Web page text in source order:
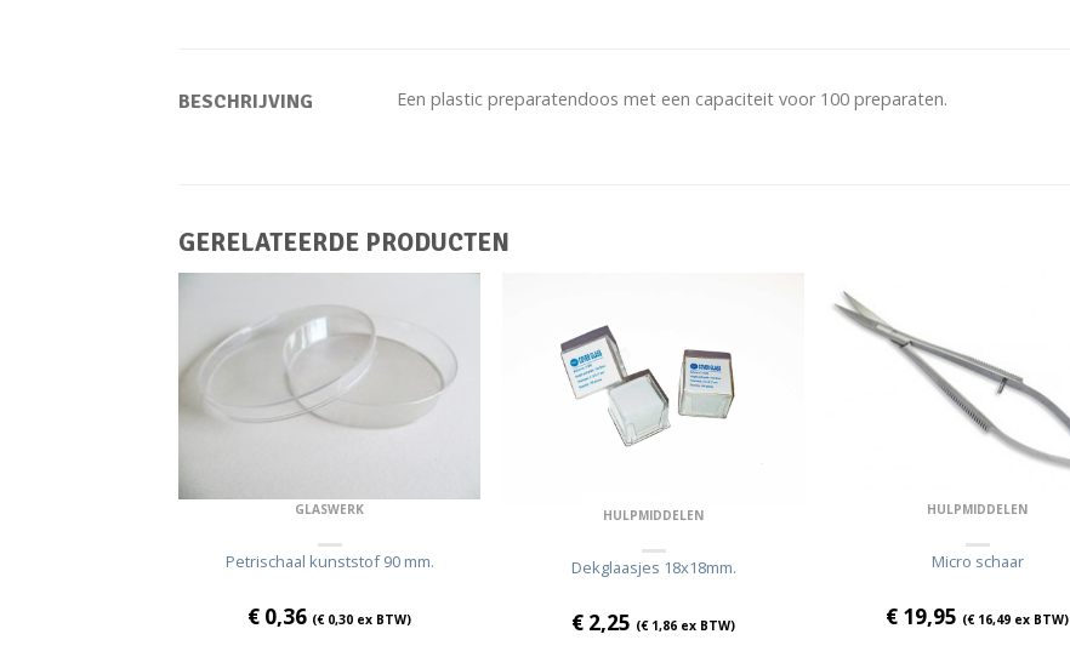
BESCHRIJVING Een plastic preparatendoos met een capaciteit voor 100 preparaten.
GERELATEERDE PRODUCTEN
GLASWERK
Petrischaal kunststof 90 mm.
€ 0,36 (€0,30 ex BTW)
HULPMIDDELEN
Dekglaasjes 18x18mm.
€ 2,25 (€1,86 ex BTW)
HULPMIDDELEN
Micro schaar
€ 19,95 (€16,49 ex BTW)